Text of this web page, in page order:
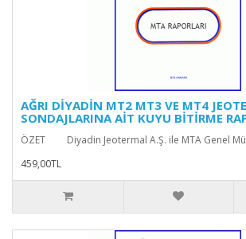
AĞRI DİYADİN MT2 MT3 VE MT4
SONDAJLARINA AİT KUYU BİTİRME
ÖZET Diyadin Jeotermal A.Ş. ile MTA Genel
459,00TL